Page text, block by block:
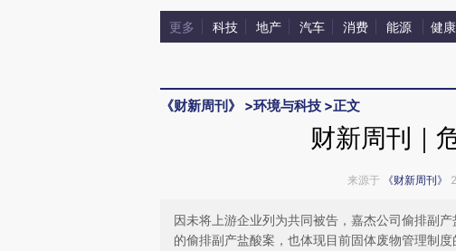
更多 科技 地产 汽车 消费 能源 健康
《财新周刊》 >环境与科技 >正文
财新周刊｜
来源于 《财新周刊》
因未将上游企业列为共同被告，嘉杰公司偷排副
的偷排副产盐酸案，也体现目前固体废物管理制